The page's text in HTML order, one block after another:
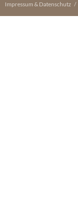
Impressum & Datenschutz